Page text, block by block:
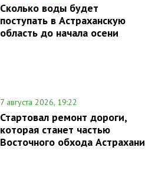
Сколько воды будет
поступать в Астраханскую
область до начала осени
7 августа 2026, 19:22
Стартовал ремонт дороги,
которая станет частью
Восточного обхода Астрахани